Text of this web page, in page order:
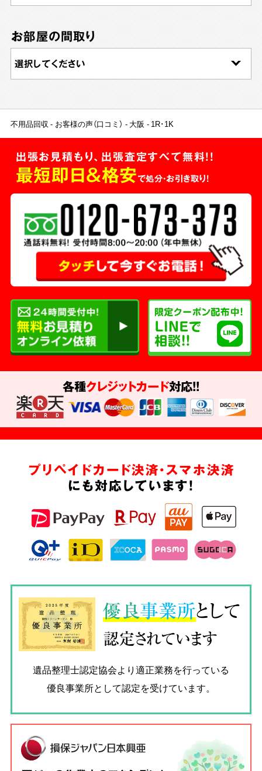
お部屋の間取り
不用品回収 お客様の声（口コミ） 大阪 1R･1K
出張お見積もり、出張査定すべて無料!!
最短即日＆格安で処分・お引き取り！
各種クレジットカード対応!!
プリペイドカード決済・スマホ決済
にも対応しています!
優良事業所として
認定されています
遺品整理士認定協会より適正業務を行っている
優良事業所として認定を受けています。